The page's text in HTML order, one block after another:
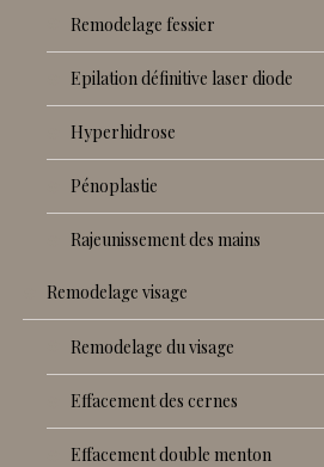
remodelage fessier
epilation définitive laser diode
hyperhidrose
pénoplastie
rajeunissement des mains
remodelage visage
remodelage du visage
effacement des cernes
effacement double menton